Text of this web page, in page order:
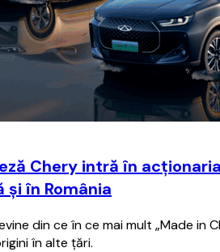
Chery intră în
în România
din ce în ce mai mult „Made in
în alte ţări.